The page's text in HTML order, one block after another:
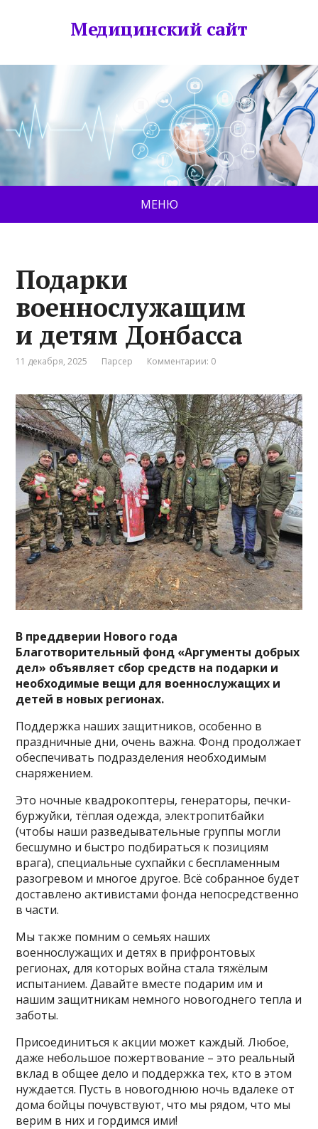
Медицинский сайт
МЕНЮ
Подарки
военнослужащим
и детям Донбасса
11 декабря, 2025 Парсер Комментарии: 0
В преддверии Нового года
Благотворительный фонд «Аргументы добрых
дел» объявляет сбор средств на подарки и
необходимые вещи для военнослужащих и
детей в новых регионах.
Поддержка наших защитников, особенно в
праздничные дни, очень важна. Фонд продолжает
обеспечивать подразделения необходимым
снаряжением.
Это ночные квадрокоптеры, генераторы, печки-
буржуйки, тёплая одежда, электропитбайки
(чтобы наши разведывательные группы могли
бесшумно и быстро подбираться к позициям
врага), специальные сухпайки с беспламенным
разогревом и многое другое. Всё собранное будет
доставлено активистами фонда непосредственно
в части.
Мы также помним о семьях наших
военнослужащих и детях в прифронтовых
регионах, для которых война стала тяжёлым
испытанием. Давайте вместе подарим им и
нашим защитникам немного новогоднего тепла и
заботы.
Присоединиться к акции может каждый. Любое,
даже небольшое пожертвование – это реальный
вклад в общее дело и поддержка тех, кто в этом
нуждается. Пусть в новогоднюю ночь вдалеке от
дома бойцы почувствуют, что мы рядом, что мы
верим в них и гордимся ими!